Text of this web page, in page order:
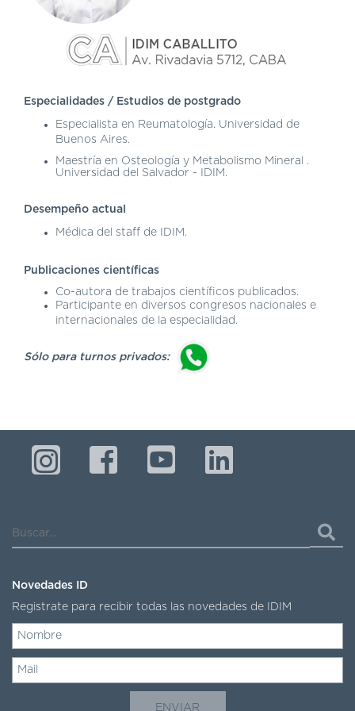
DE
AUTOGESTIÓN
CENTRAL
|
4100
TURNOS
ONLINE
Especialidades / Estudios de postgrado
Especialista en Reumatología. Universidad de
Buenos Aires.
Maestría en Osteología y Metabolismo Mineral .
Universidad del Salvador - IDIM.
Desempeño actual
Médica del staff de IDIM.
Publicaciones científicas
Co-autora de trabajos científicos publicados.
Participante en diversos congresos nacionales e
internacionales de la especialidad.
Sólo para turnos privados:
Novedades ID
Registrate para recibir todas las novedades de IDIM